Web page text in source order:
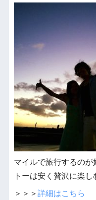
マイルで旅行するの
トーは安く贅沢に楽し
＞＞＞ 詳細はこちら